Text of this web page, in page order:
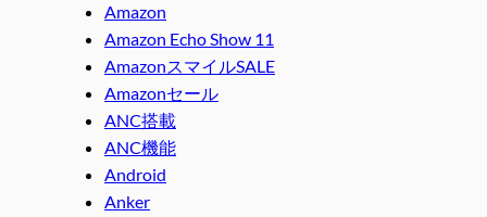
Amazon
Amazon Echo Show 11
AmazonスマイルSALE
Amazonセール
ANC搭載
ANC機能
Android
Anker